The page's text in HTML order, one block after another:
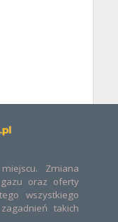
Zmiana
oraz oferty
wszystkiego
takich